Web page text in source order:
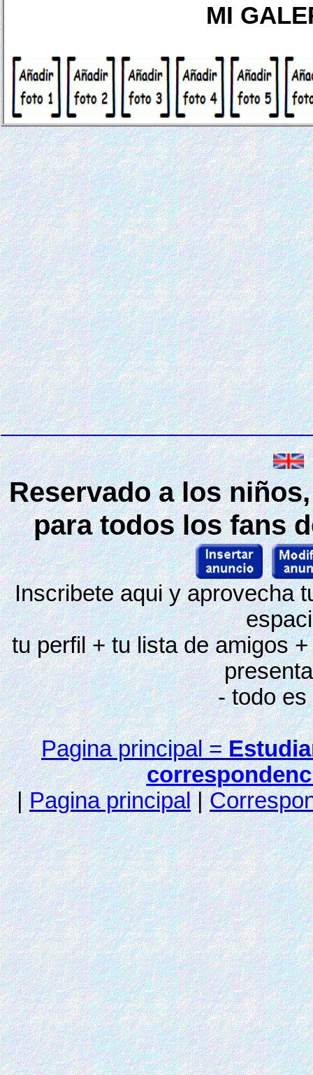
MI
Reservado a los
para todos los fans
Inscribete aqui y aprovecha
tu perfil + tu lista de amigos
- todo es
Pagina principal =
|Pagina principal|